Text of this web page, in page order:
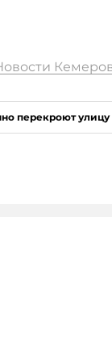
перекроют улицу